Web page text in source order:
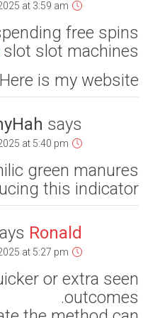
as welcome
https://
.
are used to
It’s